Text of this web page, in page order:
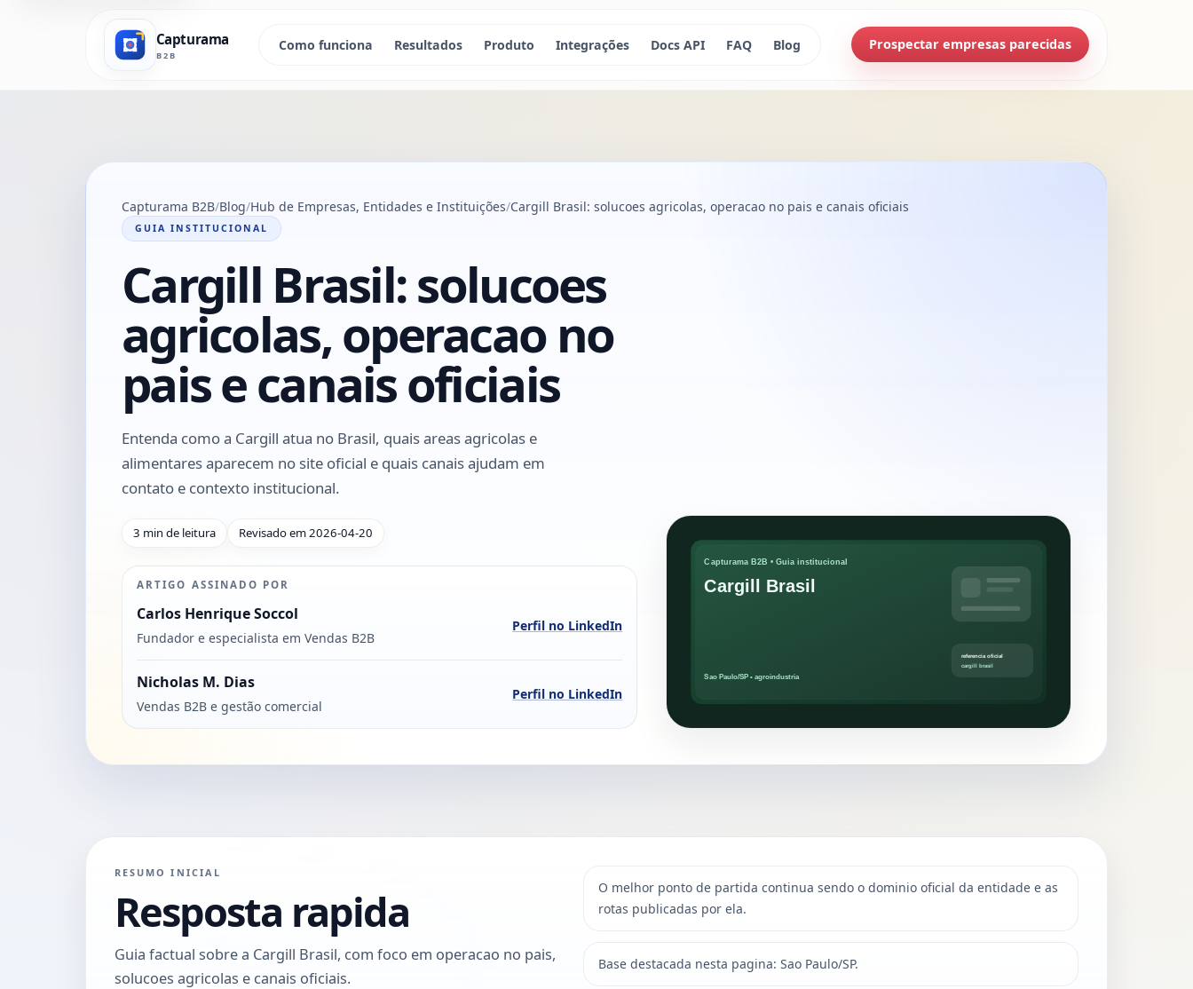
Capturama
B2B
Como funciona Resultados Produto Integrações Docs API FAQ Blog Prospectar empresas parecidas
Capturama B2B Blog Hub de Empresas, Entidades e Instituições Cargill Brasil: solucoes agricolas, operacao no pais e canais oficiais
GUIA INSTITUCIONAL
Cargill Brasil: solucoes
agricolas, operacao no
pais e canais oficiais
Entenda como a Cargill atua no Brasil, quais areas agricolas e
alimentares aparecem no site oficial e quais canais ajudam em
contato e contexto institucional.
3 min de leitura Revisado em 2026-04-20
ARTIGO ASSINADO POR
Carlos Henrique Soccol
Fundador e especialista em Vendas B2B
Perfil no LinkedIn
Nicholas M. Dias
Vendas B2B e gestão comercial
Perfil no LinkedIn
RESUMO INICIAL
Resposta rapida
Guia factual sobre a Cargill Brasil, com foco em operacao no pais,
solucoes agricolas e canais oficiais.
O melhor ponto de partida continua sendo o dominio oficial da entidade e as
rotas publicadas por ela.
Base destacada nesta pagina: Sao Paulo/SP.